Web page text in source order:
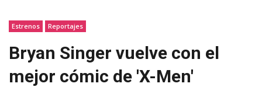
Estrenos Reportajes
Bryan Singer vuelve con el
mejor cómic de 'X-Men'